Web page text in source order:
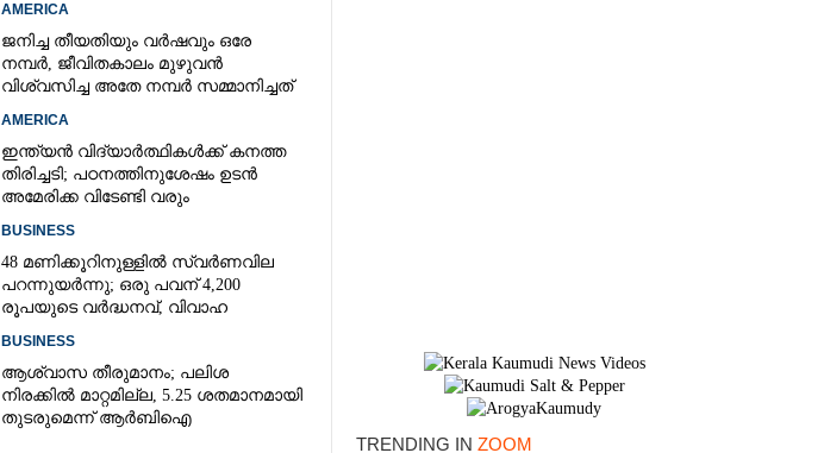
AMERICA
ജനിച്ച തീയതിയും വർഷവും ഒരേ
നമ്പർ, ജീവിതകാലം മുഴുവൻ
വിശ്വസിച്ച അതേ നമ്പർ സമ്മാനിച്ചത്
AMERICA
ഇന്ത്യൻ വിദ്യാർത്ഥികൾക്ക് കനത്ത
തിരിച്ചടി; പഠനത്തിനുശേഷം ഉടൻ
അമേരിക്ക വിടേണ്ടി വരും
BUSINESS
48 മണിക്കൂറിനുള്ളിൽ സ്വർണവില
പറന്നുയർന്നു; ഒരു പവന് 4,200
രൂപയുടെ വർദ്ധനവ്, വിവാഹ
BUSINESS
ആശ്വാസ തീരുമാനം; പലിശ
നിരക്കിൽ മാറ്റമില്ല, 5.25 ശതമാനമായി
തുടരുമെന്ന് ആർബിഐ
TRENDING IN ZOOM